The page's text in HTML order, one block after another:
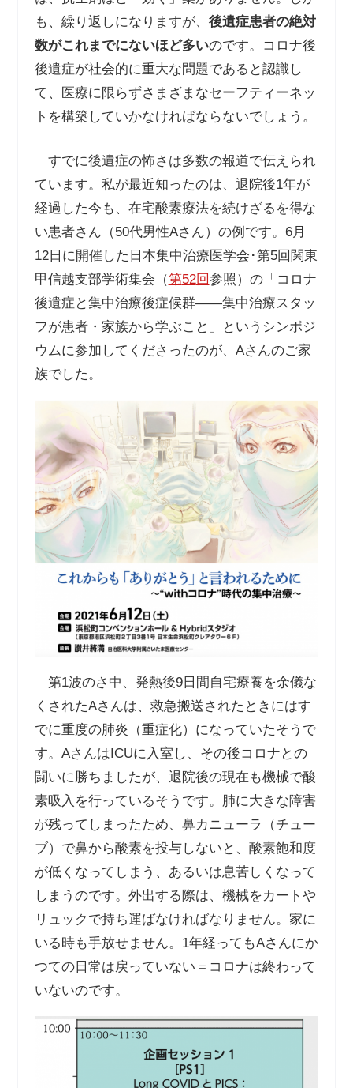
も、繰り返しになりますが、 後遺症患者の絶対
数がこれまでにないほど多いのです。コロナ後
後遺症が社会的に重大な問題であると認識し
て、医療に限らずさまざまなセーフティーネッ
トを構築していかなければならないでしょう。
すでに後遺症の怖さは多数の報道で伝えられ
ています。私が最近知ったのは、退院後1年が
経過した今も、在宅酸素療法を続けざるを得な
い患者さん（50代男性Aさん）の例です。 6月
12日に開催した日本集中治療医学会･第5回関東
甲信越支部学術集会（第52回参照）の「コロナ
後遺症と集中治療後症候群――集中治療スタッ
フが患者・家族から学ぶこと」というシンポジ
ウムに参加してくださったのが、 Aさんのご家
族でした。
第1波のさ中、発熱後9日間自宅療養を余儀な
くされたAさんは、救急搬送されたときにはす
でに重度の肺炎（重症化）になっていたそうで
す。 AさんはICUに入室し、その後コロナとの
闘いに勝ちましたが、退院後の現在も機械で酸
素吸入を行っているそうです。肺に大きな障害
が残ってしまったため、鼻カニューラ（チュー
ブ）で鼻から酸素を投与しないと、酸素飽和度
が低くなってしまう、あるいは息苦しくなって
しまうのです。外出する際は、機械をカートや
リュックで持ち運ばなければなりません。家に
いる時も手放せません。 1年経ってもAさんにか
つての日常は戻っていない＝コロナは終わって
いないのです。